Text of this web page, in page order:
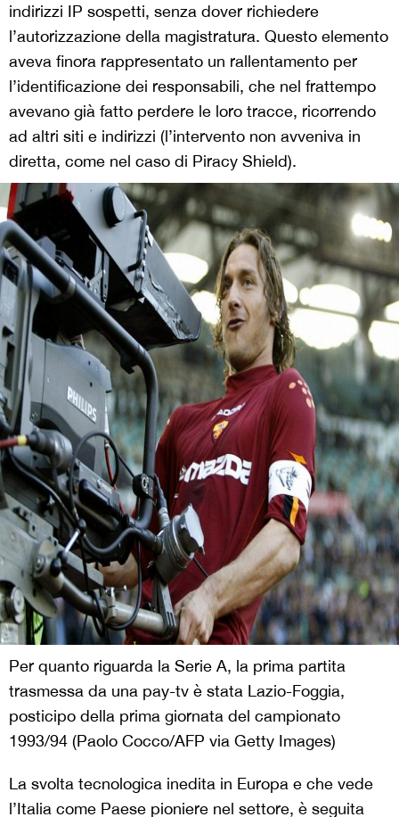
indirizzi IP sospetti, senza dover richiedere
l’autorizzazione della magistratura. Questo elemento
aveva finora rappresentato un rallentamento per
l’identificazione dei responsabili, che nel frattempo
avevano già fatto perdere le loro tracce, ricorrendo
ad altri siti e indirizzi (l’intervento non avveniva in
diretta, come nel caso di Piracy Shield).
Per quanto riguarda la Serie A, la prima partita
trasmessa da una pay-tv è stata Lazio-Foggia,
posticipo della prima giornata del campionato
1993/94 (Paolo Cocco/AFP via Getty Images)
La svolta tecnologica inedita in Europa e che vede
l’Italia come Paese pioniere nel settore, è seguita